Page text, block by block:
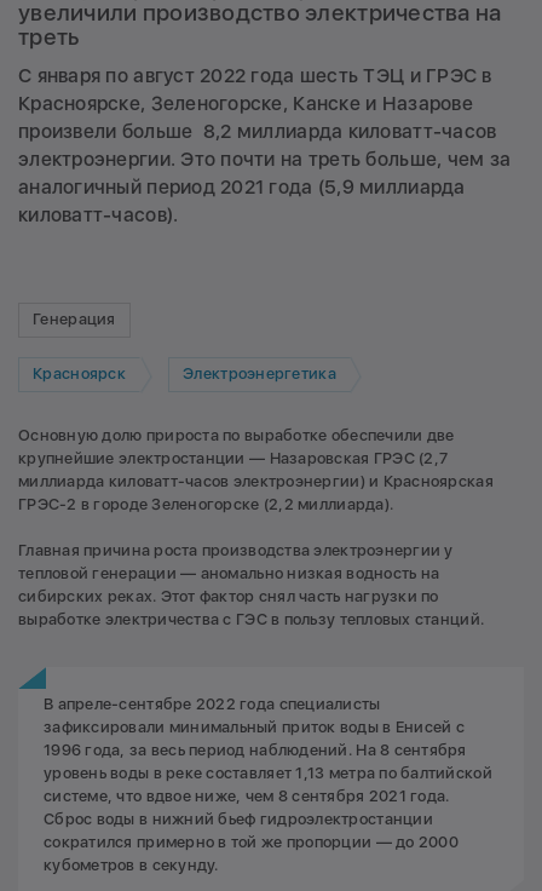
увеличили производство электричества на
треть
С января по август 2022 года шесть ТЭЦ и ГРЭС в
Красноярске, Зеленогорске, Канске и Назарове
произвели больше 8,2 миллиарда киловатт-часов
электроэнергии. Это почти на треть больше, чем за
аналогичный период 2021 года (5,9 миллиарда
киловатт-часов).
Генерация
Красноярск Электроэнергетика
Основную долю прироста по выработке обеспечили две
крупнейшие электростанции — Назаровская ГРЭС (2,7
миллиарда киловатт-часов электроэнергии) и Красноярская
ГРЭС-2 в городе Зеленогорске (2,2 миллиарда).
Главная причина роста производства электроэнергии у
тепловой генерации — аномально низкая водность на
сибирских реках. Этот фактор снял часть нагрузки по
выработке электричества с ГЭС в пользу тепловых станций.
В апреле-сентябре 2022 года специалисты
зафиксировали минимальный приток воды в Енисей с
1996 года, за весь период наблюдений. На 8 сентября
уровень воды в реке составляет 1,13 метра по балтийской
системе, что вдвое ниже, чем 8 сентября 2021 года.
Сброс воды в нижний бьеф гидроэлектростанции
сократился примерно в той же пропорции — до 2000
кубометров в секунду.